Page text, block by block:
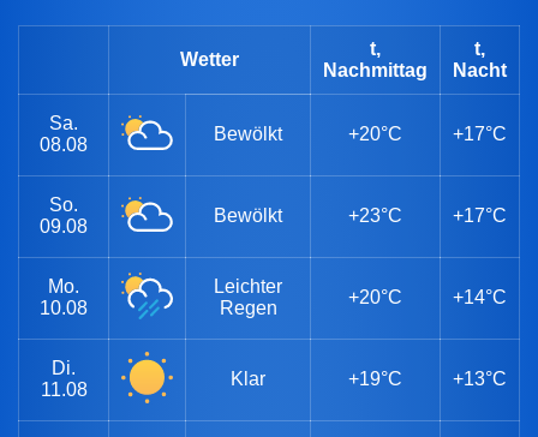
Wetter
t,
Nachmittag
t,
Nacht
Sa.
08.08
Bewölkt +20°C +17°C
So.
09.08
Bewölkt +23°C +17°C
Mo.
10.08
Leichter
Regen
+20°C +14°C
Di.
11.08
Klar +19°C +13°C